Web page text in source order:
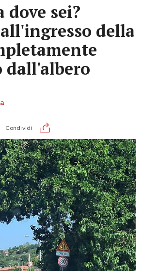
sei?
della
dall'albero
Condividi